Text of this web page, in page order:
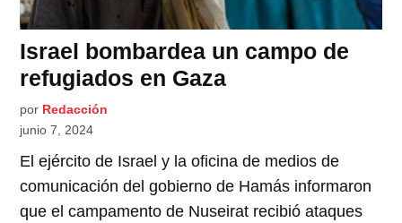
Israel bombardea un campo de
refugiados en Gaza
por Redacción
junio 7, 2024
El ejército de Israel y la oficina de medios de
comunicación del gobierno de Hamás informaron
que el campamento de Nuseirat recibió ataques